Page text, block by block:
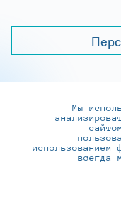
+7 (495)
127273, г.
Мы
всегда